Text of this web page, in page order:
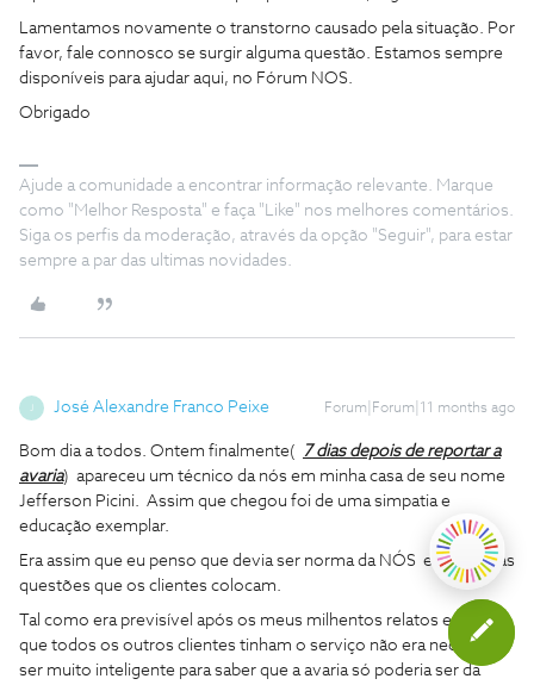
Lamentamos novamente o transtorno causado pela situação. Por
favor, fale connosco se surgir alguma questão. Estamos sempre
disponíveis para ajudar aqui, no Fórum NOS.
Obrigado
Ajude a comunidade a encontrar informação relevante. Marque
como "Melhor Resposta" e faça "Like" nos melhores comentários.
Siga os perfis da moderação, através da opção "Seguir", para estar
sempre a par das ultimas novidades.
José Alexandre Franco Peixe Forum|Forum|11 months ago
Bom dia a todos. Ontem finalmente( 7 dias depois de reportar a
avaria) apareceu um técnico da nós em minha casa de seu nome
Jefferson Picini. Assim que chegou foi de uma simpatia e
educação exemplar.
Era assim que eu penso que devia ser norma da NÓS em todas as
questões que os clientes colocam.
Tal como era previsível após os meus milhentos relatos e dado
que todos os outros clientes tinham o serviço não era necessário
ser muito inteligente para saber que a avaria só poderia ser da